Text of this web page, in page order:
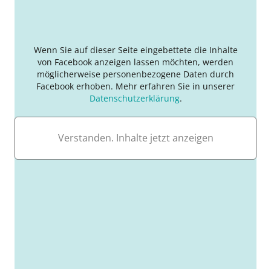
Wenn Sie auf dieser Seite eingebettete die Inhalte
von Facebook anzeigen lassen möchten, werden
möglicherweise personenbezogene Daten durch
Facebook erhoben. Mehr erfahren Sie in unserer
Datenschutzerklärung.